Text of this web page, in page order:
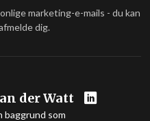
marketing-e-mails - du kan
dig.
der Watt
baggrund som